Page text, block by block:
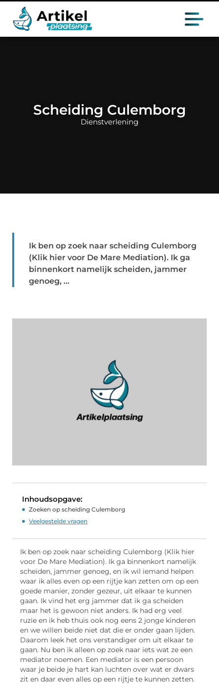
Scheiding Culemborg
Dienstverlening
Ik ben op zoek naar scheiding Culemborg
(Klik hier voor De Mare Mediation). Ik ga
binnenkort namelijk scheiden, jammer
genoeg, ...
Inhoudsopgave:
Zoeken op scheiding Culemborg
Veelgestelde vragen
Ik ben op zoek naar scheiding Culemborg (Klik hier
voor De Mare Mediation). Ik ga binnenkort namelijk
scheiden, jammer genoeg, en ik wil iemand helpen
waar ik alles even op een rijtje kan zetten om op een
goede manier, zonder gezeur, uit elkaar te kunnen
gaan. Ik vind het erg jammer dat ik ga scheiden
maar het is gewoon niet anders. Ik had erg veel
ruzie en ik heb thuis ook nog eens 2 jonge kinderen
en we willen beide niet dat die er onder gaan lijden.
Daarom leek het ons verstandiger om uit elkaar te
gaan. Nu ben ik alleen op zoek naar iets wat ze een
mediator noemen. Een mediator is een persoon
waar je beide je hart kan luchten over wat er dwars
zit en daar even alles op een rijtje te kunnen zetten.